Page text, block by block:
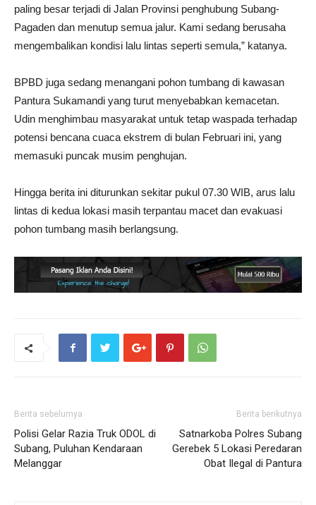
paling besar terjadi di Jalan Provinsi penghubung Subang-
Pagaden dan menutup semua jalur. Kami sedang berusaha
mengembalikan kondisi lalu lintas seperti semula,” katanya.
BPBD juga sedang menangani pohon tumbang di kawasan
Pantura Sukamandi yang turut menyebabkan kemacetan.
Udin menghimbau masyarakat untuk tetap waspada terhadap
potensi bencana cuaca ekstrem di bulan Februari ini, yang
memasuki puncak musim penghujan.
Hingga berita ini diturunkan sekitar pukul 07.30 WIB, arus lalu
lintas di kedua lokasi masih terpantau macet dan evakuasi
pohon tumbang masih berlangsung.
Berita sebelumya
Polisi Gelar Razia Truk ODOL di
Subang, Puluhan Kendaraan
Melanggar
Berita berikutnya
Satnarkoba Polres Subang
Gerebek 5 Lokasi Peredaran
Obat Ilegal di Pantura